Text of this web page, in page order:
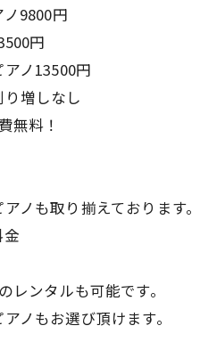
9800円
円
ノ13500円
増しなし
無料！
ノも取り揃えております。
金
レンタルも可能です。
ノもお選び頂けます。